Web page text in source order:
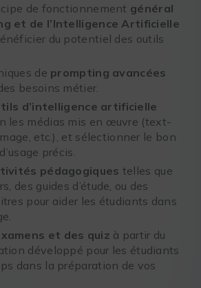
de fonctionnement général
et de l’Intelligence Artificielle
du potentiel des outils
de prompting avancées
besoins métier.
d’intelligence artificielle
les médias mis en œuvre (text-
etc.), et sélectionner le bon
précis.
pédagogiques telles que
des guides d’étude, ou des
pour aider les étudiants dans
et des quiz à partir du
développé pour les étudiants
dans la préparation de vos